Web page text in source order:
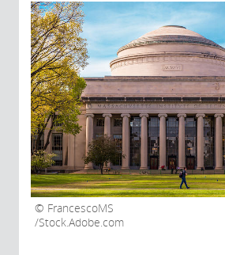
FrancescoMS
/Stock.Adobe.com